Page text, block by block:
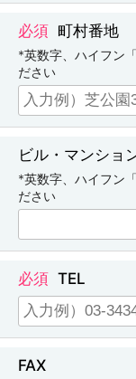
町村番地
*英数字、ハイフン
ださい
ビル・マンショ
*英数字、ハイフン
ださい
TEL
FAX